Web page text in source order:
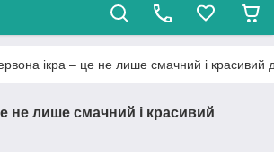
ікра – це не лише смачний і красивий
не лише смачний і красивий